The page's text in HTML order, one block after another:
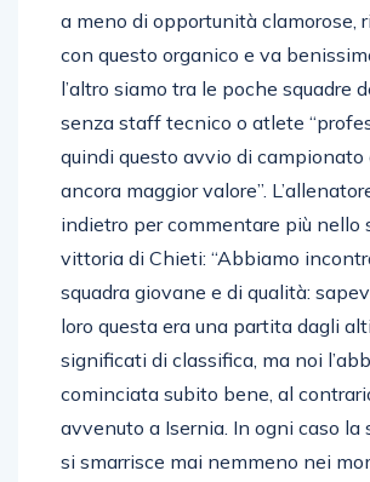
a meno di opportunità clamorose,
con questo organico e va
l’altro siamo tra le poche squadre
senza staff tecnico o atlete
quindi questo avvio di campionato
ancora maggior valore”.
indietro per commentare più nello
vittoria di Chieti: “Abbiamo
squadra giovane e di qualità:
loro questa era una partita dagli
significati di classifica, ma noi
cominciata subito bene, al
avvenuto a Isernia. In ogni caso la
si smarrisce mai nemmeno nei